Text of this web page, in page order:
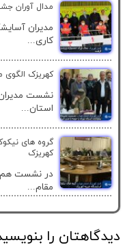
مدال آوران
مدیران
کاری...
کهریزک الگوی
نشست
استان...
گروه های
کهریزک
در نشست
مقام...
دیدگاهتان را